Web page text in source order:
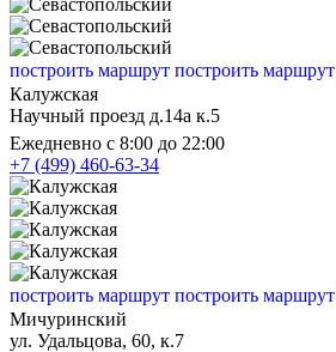
построить маршрут построить маршрут
Калужская
Научный проезд д.14а к.5
Ежедневно с 8:00 до 22:00
+7 (499) 460-63-34
построить маршрут построить маршрут
Мичуринский
ул. Удальцова, 60, к.7